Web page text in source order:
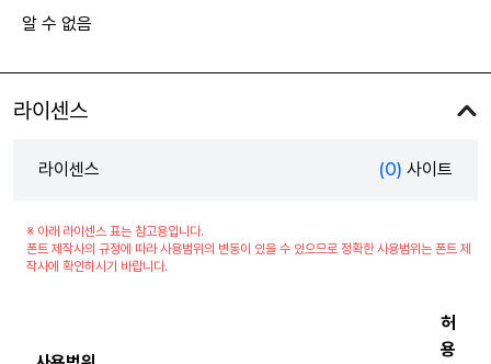
알 수 없음
라이센스
라이센스 (0) 사이트
※ 아래 라이센스 표는 참고용입니다.
폰트 제작사의 규정에 따라 사용범위의 변동이 있을 수 있으므로 정확한 사용범위는 폰트 제
작사에 확인하시기 바랍니다.
허
용